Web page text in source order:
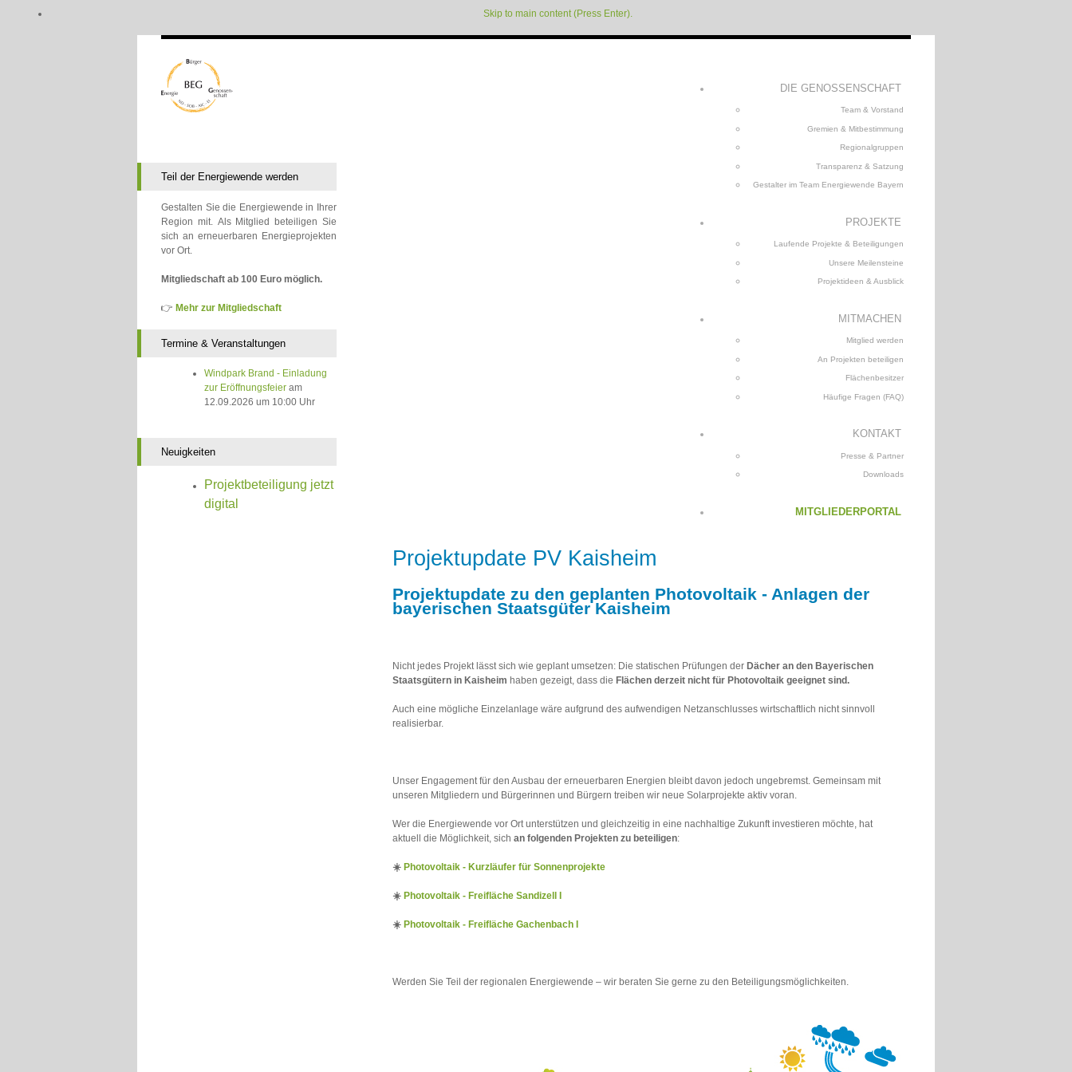
Skip to main content (Press Enter).
DIE GENOSSENSCHAFT
Team & Vorstand
Gremien & Mitbestimmung
Regionalgruppen
Transparenz & Satzung
Gestalter im Team Energiewende Bayern
PROJEKTE
Laufende Projekte & Beteiligungen
Unsere Meilensteine
Projektideen & Ausblick
MITMACHEN
Mitglied werden
An Projekten beteiligen
Flächenbesitzer
Häufige Fragen (FAQ)
KONTAKT
Presse & Partner
Downloads
MITGLIEDERPORTAL
Teil der Energiewende werden
Gestalten Sie die Energiewende in Ihrer
Region mit. Als Mitglied beteiligen Sie
sich an erneuerbaren Energieprojekten
vor Ort.
Mitgliedschaft ab 100 Euro möglich.
👉 Mehr zur Mitgliedschaft
Termine & Veranstaltungen
Windpark Brand - Einladung
zur Eröffnungsfeier am
12.09.2026 um 10:00 Uhr
Neuigkeiten
Projektbeteiligung jetzt
digital
Projektupdate PV Kaisheim
Projektupdate zu den geplanten Photovoltaik - Anlagen der
bayerischen Staatsgüter Kaisheim
Nicht jedes Projekt lässt sich wie geplant umsetzen: Die statischen Prüfungen der Dächer an den Bayerischen
Staatsgütern in Kaisheim haben gezeigt, dass die Flächen derzeit nicht für Photovoltaik geeignet sind.
Auch eine mögliche Einzelanlage wäre aufgrund des aufwendigen Netzanschlusses wirtschaftlich nicht sinnvoll
realisierbar.
Unser Engagement für den Ausbau der erneuerbaren Energien bleibt davon jedoch ungebremst. Gemeinsam mit
unseren Mitgliedern und Bürgerinnen und Bürgern treiben wir neue Solarprojekte aktiv voran.
Wer die Energiewende vor Ort unterstützen und gleichzeitig in eine nachhaltige Zukunft investieren möchte, hat
aktuell die Möglichkeit, sich an folgenden Projekten zu beteiligen:
☀️ Photovoltaik - Kurzläufer für Sonnenprojekte
☀️ Photovoltaik - Freifläche Sandizell I
☀️ Photovoltaik - Freifläche Gachenbach I
Werden Sie Teil der regionalen Energiewende – wir beraten Sie gerne zu den Beteiligungsmöglichkeiten.